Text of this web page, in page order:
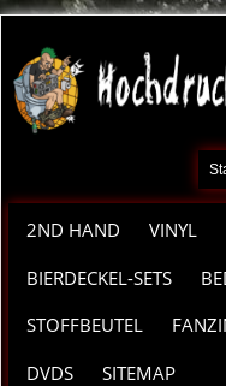
2ND HAND VINYL
BIERDECKEL-SETS
STOFFBEUTEL
DVDS
SITEMAP